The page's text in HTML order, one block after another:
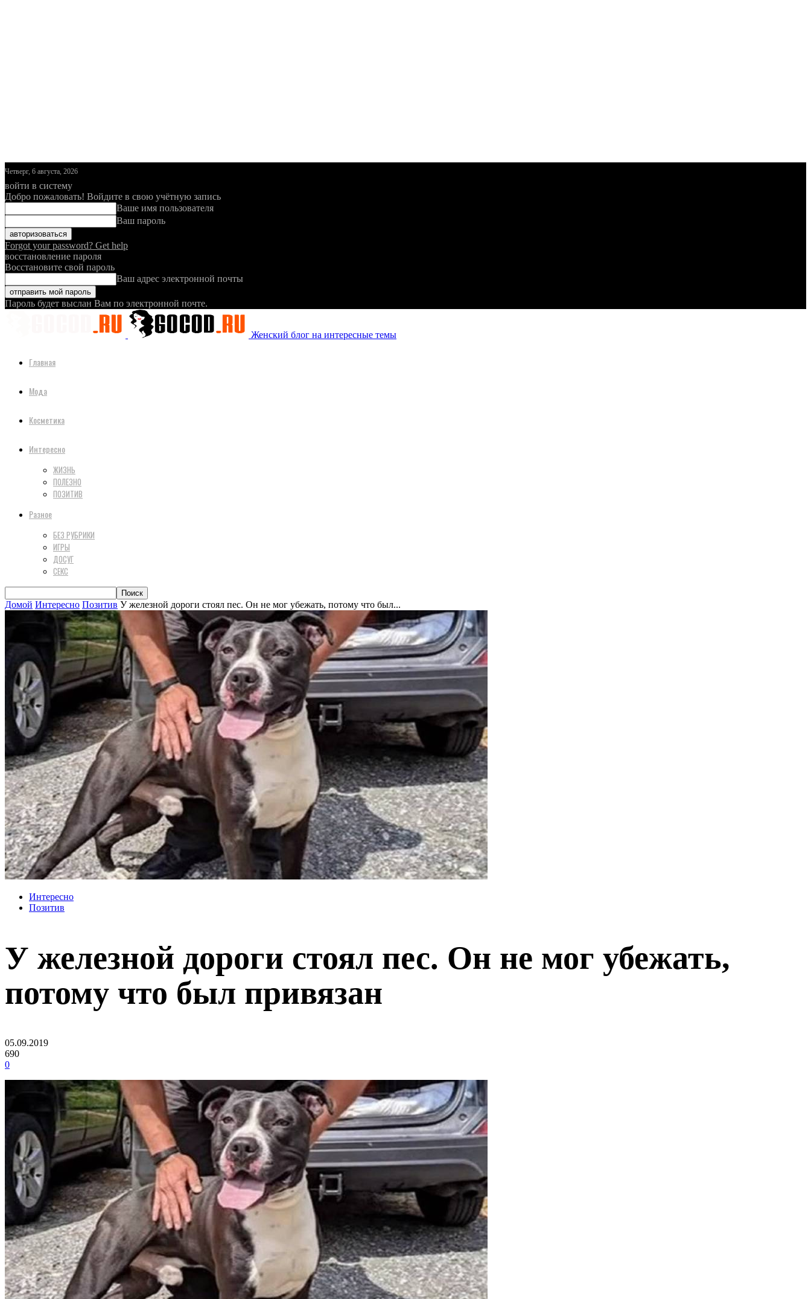
Четверг, 6 августа, 2026
войти в систему
Добро пожаловать! Войдите в свою учётную запись
Ваше имя пользователя
Ваш пароль
Forgot your password? Get help
восстановление пароля
Восстановите свой пароль
Ваш адрес электронной почты
Пароль будет выслан Вам по электронной почте.
Женский блог на интересные темы
Главная
Мода
Косметика
Интересно
ЖИЗНЬ
ПОЛЕЗНО
ПОЗИТИВ
Разное
БЕЗ РУБРИКИ
ИГРЫ
ДОСУГ
СЕКС
Домой Интересно Позитив У железной дороги стоял пес. Он не мог убежать, потому что был...
Интересно
Позитив
У железной дороги стоял пес. Он не мог убежать,
потому что был привязан
05.09.2019
690
0